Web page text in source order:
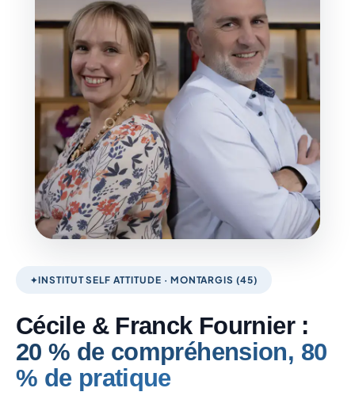
INSTITUT SELF ATTITUDE · MONTARGIS (45)
Cécile & Franck Fournier :
20 % de compréhension, 80
% de pratique